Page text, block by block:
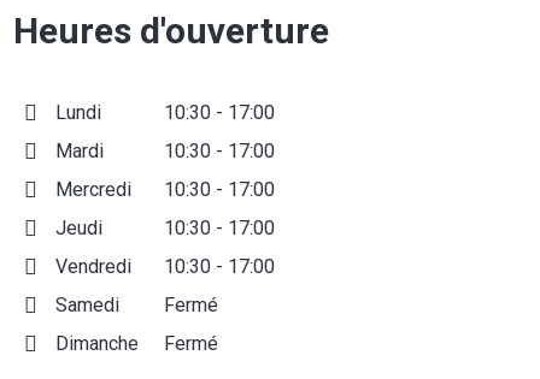
Heures d'ouverture
Lundi
10:30 - 17:00
Mardi
10:30 - 17:00
Mercredi
10:30 - 17:00
Jeudi
10:30 - 17:00
Vendredi
10:30 - 17:00
Samedi
Fermé
Dimanche
Fermé